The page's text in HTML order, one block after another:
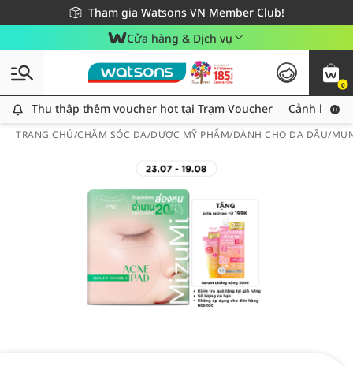
Tham gia Watsons VN Member Club!
Miễn phí giao hàng cho đơn hàng từ 249,000Đ
Giao hàng nhanh 24h - Áp dụng khu vực TP. Hồ Chí Minh
Cửa hàng & Dịch vụ
0
Thu thập thêm voucher hot tại Trạm Voucher
Thu thập thêm voucher hot tại Trạm Voucher Cảnh báo
TRANG CHỦ/CHĂM SÓC DA/DƯỢC MỸ PHẨM/DÀNH CHO DA DẦU/